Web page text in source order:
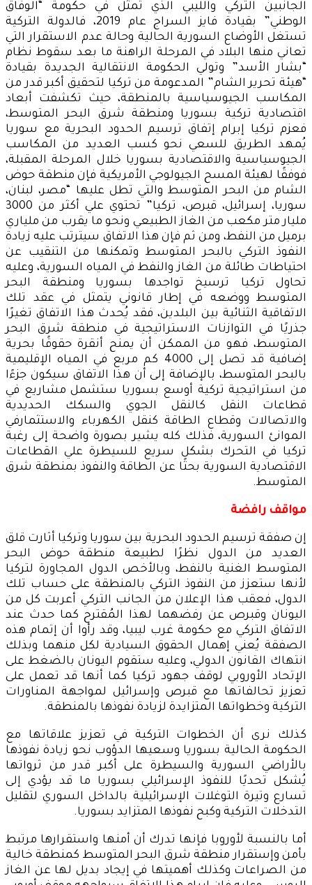
الجانبين التركي والليبي الذي تمثل في حكومة “الوفاق
الوطني” بقيادة فايز السراج عام 2019، فالدولة التركية
تستغل الأوضاع السورية الحالية وحالة عدم الاستقرار التي
تعاني منها البلاد في المرحلة الراهنة ما بعد سقوط نظام
“بشار الأسد” وتولي الحكومة الانتقالية الجديدة بقيادة
“هيئة تحرير الشام” المدعومة من تركيا لتحقيق أكبر قدر من
المكاسب الجيوسياسية بالمنطقة، حيث تكشفت أبعاد
اقتصادية تركية بسوريا ومنطقة شرق البحر المتوسط،
فعزم تركيا إبرام إتفاق ترسيم الحدود البحرية مع سوريا
يُمهد الطريق للسعي نحو كسب العديد من المكاسب
الجيوسياسية والاقتصادية بسوريا خلال المرحلة المقبلة،
فوفقًا لهيئة المسح الجيولوجي الأمريكية فإن منطقة حوض
الشام من البحر المتوسط والتي تطل عليها “مصر، لبنان،
سوريا، إسرائيل، قبرص، تركيا” تحتوي علي أكثر من 3000
مليار متر مكعب من الغاز الطبيعي ونحو ما يقرب من ملياري
برميل من النفط، ومن ثم فإن هذا الاتفاق سيترتب عليه زيادة
النفوذ التركي بالبحر المتوسط وتمكنها من التنقيب عن
احتياطات طائلة من الغاز والنفط في المياه السورية، وعليه
تحاول تركيا ترسيخ تواجدها بسوريا ومنطقة البحر
المتوسط ووضعه في إطار قانوني يتمثل في عقد تلك
الاتفاقية الثنائية بين البلدين، فقد يُحدث هذا الاتفاق تغيرًا
جذريًا في التوازنات الاستراتيجية في منطقة شرق البحر
المتوسط، فهو من الممكن أن يمنح أنقرة حقوقًا بحرية
إضافية قد تصل إلى 4000 كم مربع في المياه الإقليمية
بالبحر المتوسط، بالإضافة إلى أن هذا الاتفاق سيكون جزءًا
من استراتيجية تركية أوسع بسوريا ستشمل مشاريع في
قطاعات النقل كالنقل الجوي والسكك الحديدية
والاتصالات وقطاع الطاقة كنقل الكهرباء والاستثمارفي
الموانئ السورية، فذلك كله يشير بصورة واضحة إلى رغبة
تركيا في التحرك بشكل سريع للسيطرة علي القطاعات
الاقتصادية السورية بحثًا عن الطاقة والنفوذ بمنطقة شرق
المتوسط.
مواقف رافضة
إن صفقة ترسيم الحدود البحرية بين سوريا وتركيا أثارت قلق
العديد من الدول نظرًا لطبيعة منطقة حوض البحر
المتوسط الغنية بالنفط، وبالأخص الدول المجاورة لتركيا
لأنها ستعزز من النفوذ التركي بالمنطقة على حساب تلك
الدول، فعقب هذا الإعلان من الجانب التركي أعربت كل من
اليونان وقبرص عن رفضهما لهذا المُقترح كما حدث عند
الاتفاق التركي مع حكومة غرب ليبيا، وقد رأوا أن إتمام هذه
الصفقة يُعني إهمال الحقوق السيادية لكل منهما وبذلك
انتهاك القانون الدولي، وعليه ستقوم اليونان بالضغط على
الإتحاد الأوروبي لوقف جهود تركيا كما أنها قد تعمل على
تعزيز تحالفاتها مع قبرص وإسرائيل لمواجهة المناورات
التركية وخطواتها المتزايدة لزيادة نفوذها بالمنطقة.
كذلك نرى أن الخطوات التركية في تعزيز علاقاتها مع
الحكومة الحالية بسوريا وسعيها الدؤوب نحو زيادة نفوذها
بالأراضي السورية والسيطرة على أكبر قدر من ثرواتها
يُشكل تحديًا للنفوذ الإسرائيلي بسوريا ما قد يؤدي إلى
تسارع وتيرة التوغلات الإسرائيلية بالداخل السوري لتقليل
التدخلات التركية وكبح نفوذها المتزايد بسوريا.
أما بالنسبة لأوروبا فإنها تدرك أن أمنها واستقرارها مرتبط
بأمن وإستقرار منطقة شرق البحر المتوسط كمنطقة خالية
من الصراعات وكذلك أهميتها في إيجاد بديل لها عن الغاز